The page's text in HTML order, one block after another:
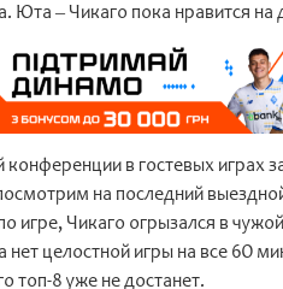
Юта – Чикаго пока нравится на
конференции в гостевых играх
на последний
игре, Чикаго огрызался в
нет целостной игры на все 60
топ-8 уже не достанет.